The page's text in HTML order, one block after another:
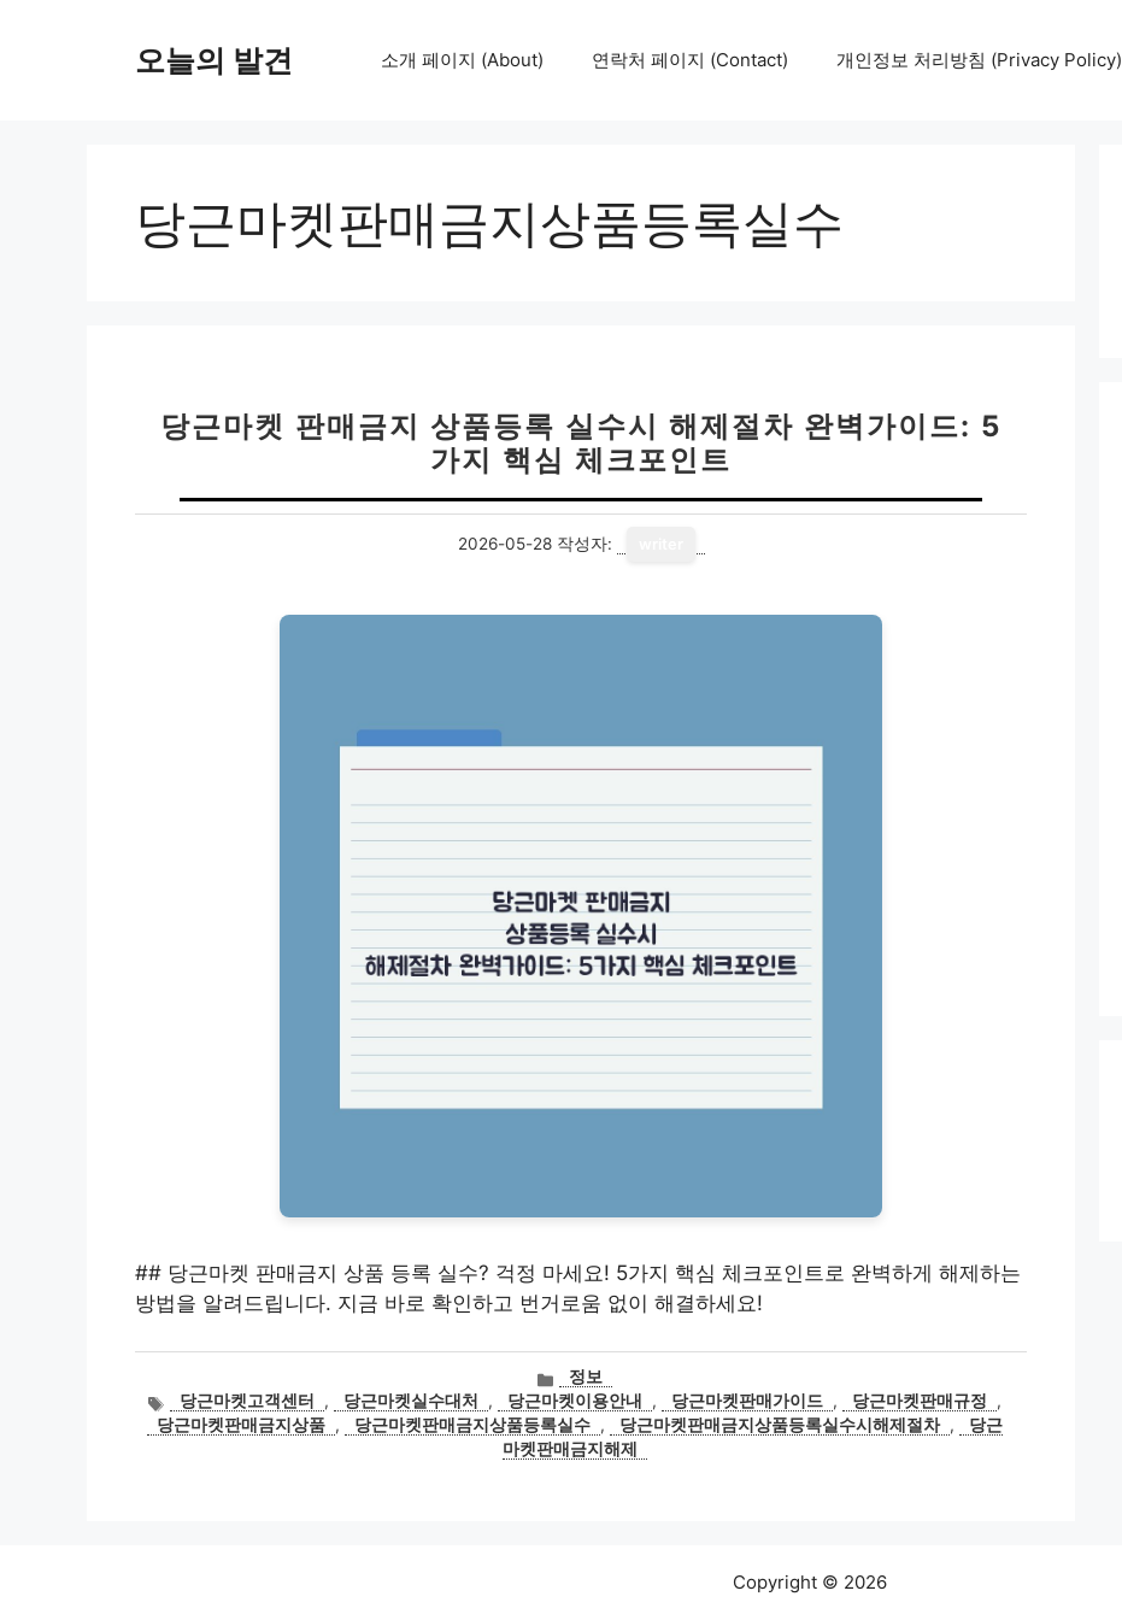
오늘의 발견 소개 페이지 (About) 연락처 페이지 (Contact) 개인정보 처리방침 (Privacy Policy)
당근마켓판매금지상품등록실수
당근마켓 판매금지 상품등록 실수시 해제절차 완벽가이드: 5
가지 핵심 체크포인트
2026-05-28 작성자:
## 당근마켓 판매금지 상품 등록 실수? 걱정 마세요! 5가지 핵심 체크포인트로 완벽하게 해제하는
방법을 알려드립니다. 지금 바로 확인하고 번거로움 없이 해결하세요!
카
테
고
리
정보
태
그
당근마켓고객센터 , 당근마켓실수대처 , 당근마켓이용안내 , 당근마켓판매가이드 , 당근마켓판매규정
,
당근마켓판매금지상품 , 당근마켓판매금지상품등록실수 , 당근마켓판매금지상품등록실수시해제절차 ,
당근
마켓판매금지해제
Copyright © 2026